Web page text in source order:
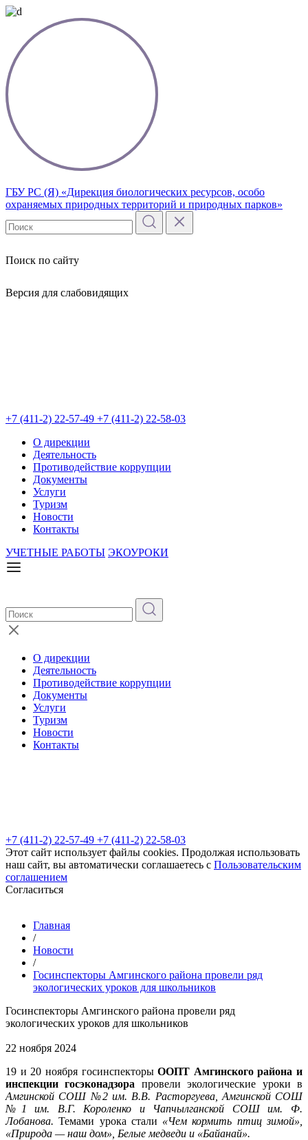
ГБУ РС (Я) «Дирекция биологических ресурсов, особо
охраняемых природных территорий и природных парков»
Поиск по сайту
Версия для слабовидящих
+7 (411-2) 22-57-49 +7 (411-2) 22-58-03
О дирекции
Деятельность
Противодействие коррупции
Документы
Услуги
Туризм
Новости
Контакты
УЧЕТНЫЕ РАБОТЫ ЭКОУРОКИ
О дирекции
Деятельность
Противодействие коррупции
Документы
Услуги
Туризм
Новости
Контакты
+7 (411-2) 22-57-49 +7 (411-2) 22-58-03
Этот сайт использует файлы cookies. Продолжая использовать
наш сайт, вы автоматически соглашаетесь с Пользовательским
соглашением
Согласиться
Главная
/
Новости
/
Госинспекторы Амгинского района провели ряд
экологических уроков для школьников
Госинспекторы Амгинского района провели ряд
экологических уроков для школьников
22 ноября 2024
19 и 20 ноября госинспекторыООПТ Амгинского района и
инспекции госэконадзора провели экологические уроки в
Амгинской СОШ №2 им. В.В. Расторгуева, Амгинской СОШ
№1 им. В.Г. Короленко и Чапчылганской СОШ им. Ф.
Лобанова. Темами урока стали «Чем кормить птиц зимой»,
«Природа — наш дом», Белые медведи и «Байанай».